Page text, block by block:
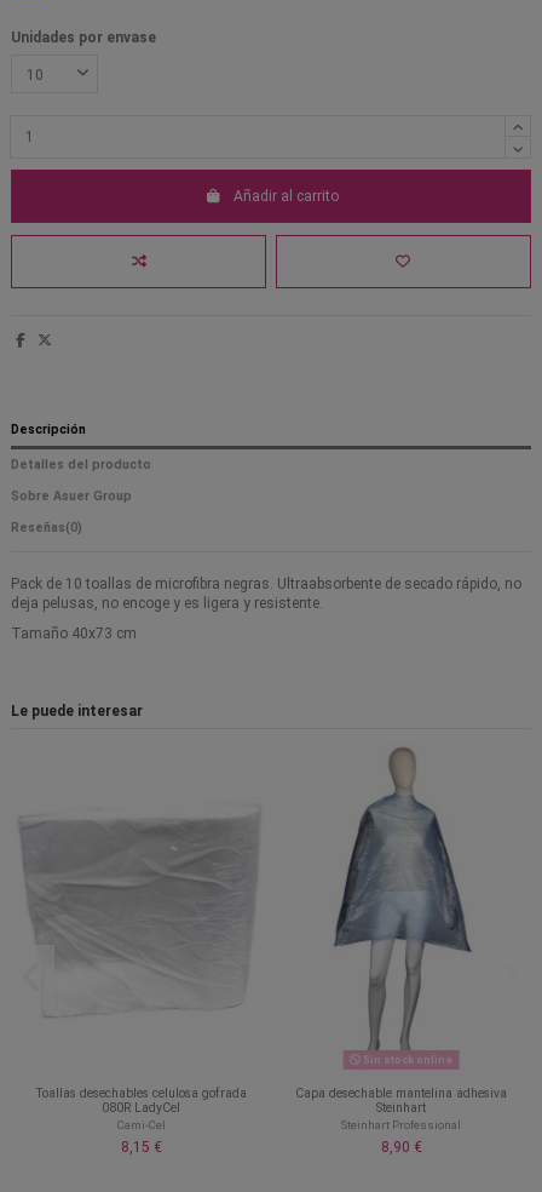
Unidades por envase
Añadir al carrito
Descripción
Detalles del producto
Sobre Asuer Group
Reseñas(0)
Pack de 10 toallas de microfibra negras. Ultraabsorbente de secado rápido, no
deja pelusas, no encoge y es ligera y resistente.
Tamaño 40x73 cm
Le puede interesar
Toallas desechables celulosa gofrada
080R LadyCel
Cami-Cel
8,15 €
Sin stock online
Capa desechable mantelina adhesiva
Steinhart
Steinhart Professional
8,90 €